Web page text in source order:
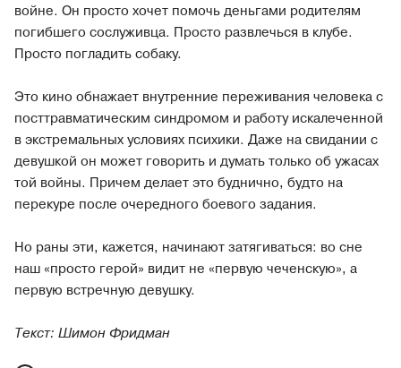
войне. Он просто хочет помочь деньгами родителям
погибшего сослуживца. Просто развлечься в клубе.
Просто погладить собаку.
Это кино обнажает внутренние переживания человека с
посттравматическим синдромом и работу искалеченной
в экстремальных условиях психики. Даже на свидании с
девушкой он может говорить и думать только об ужасах
той войны. Причем делает это буднично, будто на
перекуре после очередного боевого задания.
Но раны эти, кажется, начинают затягиваться: во сне
наш «просто герой» видит не «первую чеченскую», а
первую встречную девушку.
Текст: Шимон Фридман